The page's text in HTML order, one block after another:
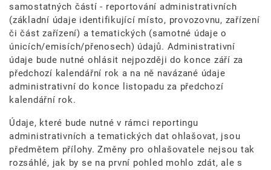
samostatných částí - reportování administrativních
(základní údaje identifikující místo, provozovnu, zařízení
či část zařízení) a tematických (samotné údaje o
únicích/emisích/přenosech) údajů. Administrativní
údaje bude nutné ohlásit nejpozději do konce září za
předchozí kalendářní rok a na ně navázané údaje
administrativní do konce listopadu za předchozí
kalendářní rok.
Údaje, které bude nutné v rámci reportingu
administrativních a tematických dat ohlašovat, jsou
předmětem přílohy. Změny pro ohlašovatele nejsou tak
rozsáhlé, jak by se na první pohled mohlo zdát, ale s